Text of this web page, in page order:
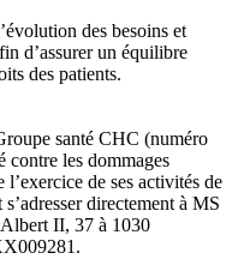
des besoins et
d’assurer un équilibre
des patients.
santé CHC (numéro
contre les dommages
de ses activités de
directement à MS
II, 37 à 1030